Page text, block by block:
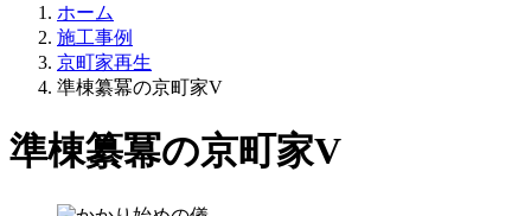
ホーム
施工事例
京町家再生
準棟纂冪の京町家V
準棟纂冪の京町家V